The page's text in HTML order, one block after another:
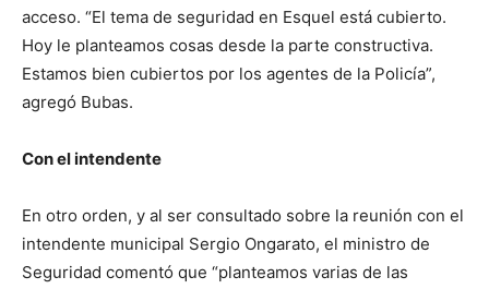
acceso. “El tema de seguridad en Esquel está cubierto.
Hoy le planteamos cosas desde la parte constructiva.
Estamos bien cubiertos por los agentes de la Policía”,
agregó Bubas.
Con el intendente
En otro orden, y al ser consultado sobre la reunión con el
intendente municipal Sergio Ongarato, el ministro de
Seguridad comentó que “planteamos varias de las